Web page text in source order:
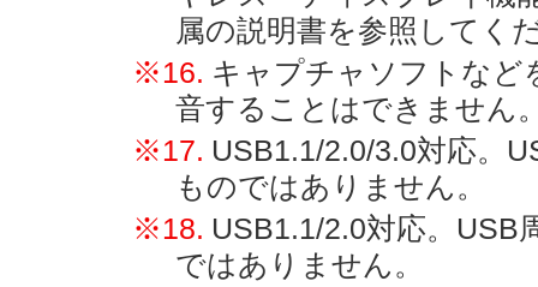
属の説明書を参照してく
※16. キャプチャソフトなど
音することはできません
※17. USB1.1/2.0/3.0対応。
ものではありません。
※18. USB1.1/2.0対応。USB
ではありません。